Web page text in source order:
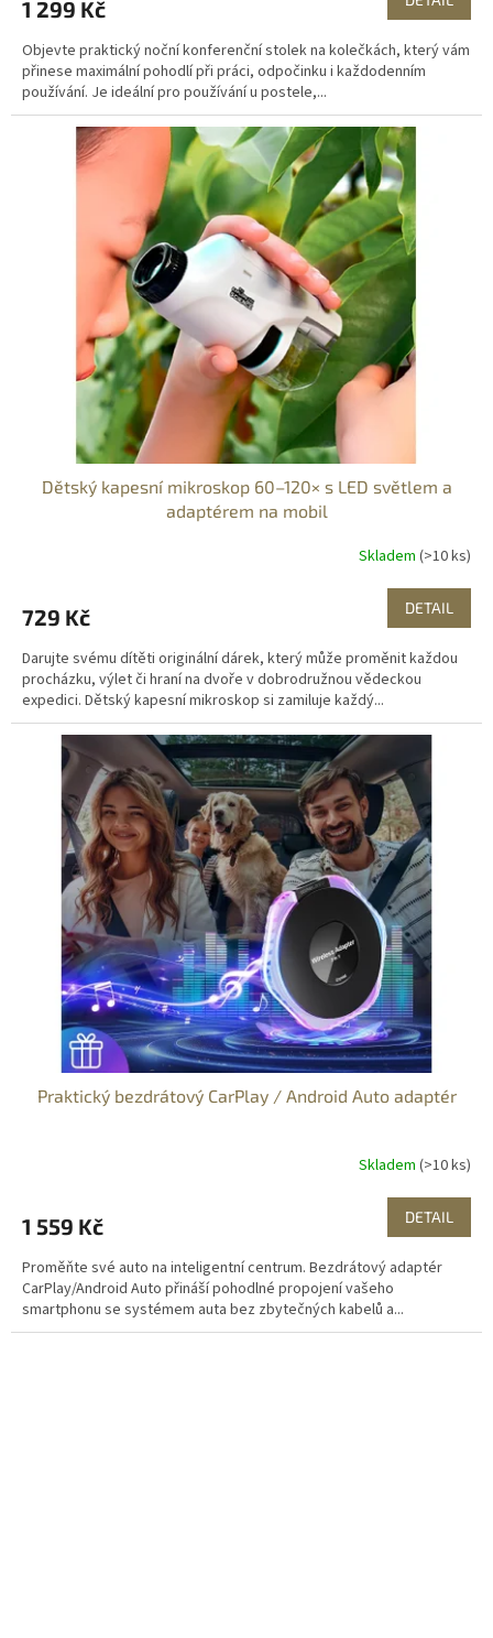
1 299 Kč
Objevte praktický noční konferenční stolek na kolečkách, který vám
přinese maximální pohodlí při práci, odpočinku i každodenním
používání. Je ideální pro používání u postele,...
Dětský kapesní mikroskop 60–120× s LED světlem a
adaptérem na mobil
Skladem (>10 ks)
729 Kč DETAIL
Darujte svému dítěti originální dárek, který může proměnit každou
procházku, výlet či hraní na dvoře v dobrodružnou vědeckou
expedici. Dětský kapesní mikroskop si zamiluje každý...
Praktický bezdrátový CarPlay / Android Auto adaptér
Skladem (>10 ks)
1 559 Kč DETAIL
Proměňte své auto na inteligentní centrum. Bezdrátový adaptér
CarPlay/Android Auto přináší pohodlné propojení vašeho
smartphonu se systémem auta bez zbytečných kabelů a...